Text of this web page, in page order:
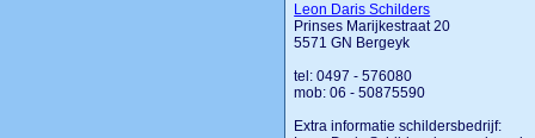
Leon Daris Schilders
Prinses Marijkestraat 20
5571 GN Bergeyk
tel: 0497 - 576080
mob: 06 - 50875590
Extra informatie schildersbedrijf: